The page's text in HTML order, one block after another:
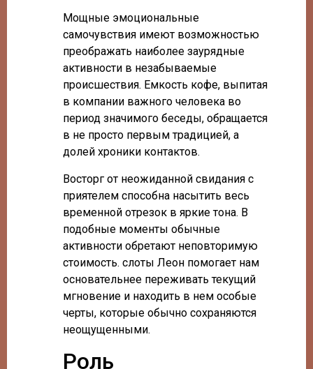
Мощные эмоциональные
самочувствия имеют возможностью
преображать наиболее заурядные
активности в незабываемые
происшествия. Емкость кофе, выпитая
в компании важного человека во
период значимого беседы, обращается
в не просто первым традицией, а
долей хроники контактов.
Восторг от неожиданной свидания с
приятелем способна насытить весь
временной отрезок в яркие тона. В
подобные моменты обычные
активности обретают неповторимую
стоимость. слоты Леон помогает нам
основательнее переживать текущий
мгновение и находить в нем особые
черты, которые обычно сохраняются
неощущенными.
Роль